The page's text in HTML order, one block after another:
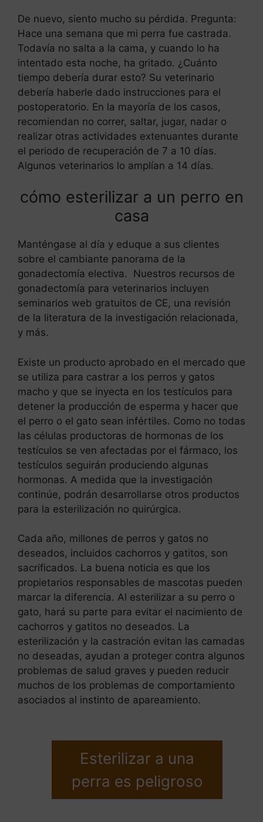
De nuevo, siento mucho su pérdida. Pregunta:
Hace una semana que mi perra fue castrada.
Todavía no salta a la cama, y cuando lo ha
intentado esta noche, ha gritado. ¿Cuánto
tiempo debería durar esto? Su veterinario
debería haberle dado instrucciones para el
postoperatorio. En la mayoría de los casos,
recomiendan no correr, saltar, jugar, nadar o
realizar otras actividades extenuantes durante
el periodo de recuperación de 7 a 10 días.
Algunos veterinarios lo amplían a 14 días.
cómo esterilizar a un perro en
casa
Manténgase al día y eduque a sus clientes
sobre el cambiante panorama de la
gonadectomía electiva. Nuestros recursos de
gonadectomía para veterinarios incluyen
seminarios web gratuitos de CE, una revisión
de la literatura de la investigación relacionada,
y más.
Existe un producto aprobado en el mercado que
se utiliza para castrar a los perros y gatos
macho y que se inyecta en los testículos para
detener la producción de esperma y hacer que
el perro o el gato sean infértiles. Como no todas
las células productoras de hormonas de los
testículos se ven afectadas por el fármaco, los
testículos seguirán produciendo algunas
hormonas. A medida que la investigación
continúe, podrán desarrollarse otros productos
para la esterilización no quirúrgica.
Cada año, millones de perros y gatos no
deseados, incluidos cachorros y gatitos, son
sacrificados. La buena noticia es que los
propietarios responsables de mascotas pueden
marcar la diferencia. Al esterilizar a su perro o
gato, hará su parte para evitar el nacimiento de
cachorros y gatitos no deseados. La
esterilización y la castración evitan las camadas
no deseadas, ayudan a proteger contra algunos
problemas de salud graves y pueden reducir
muchos de los problemas de comportamiento
asociados al instinto de apareamiento.
Esterilizar a una
perra es peligroso